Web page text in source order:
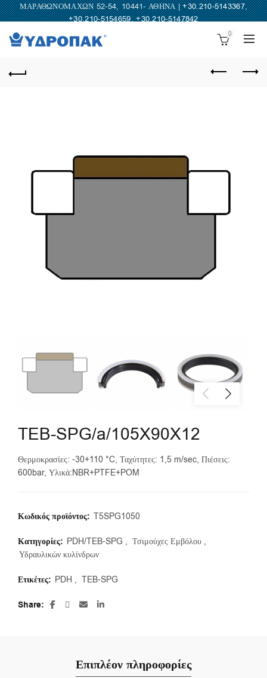
ΜΑΡΑΘΩΝΟΜΑΧΩΝ 52-54, 10441- ΑΘΗΝΑ |+30.210-5143367,
+30.210-5154659,+30.210-5147842
0
TEB-SPG/a/105X90X12
Θερμοκρασίες: -30+110 °C, Ταχύτητες: 1,5 m/sec, Πιέσεις:
600bar, Υλικά:NBR+PTFE+POM
Κωδικός προϊόντος: T5SPG1050
Κατηγορίες: PDH/TEB-SPG , Τσιμούχες Εμβόλου ,
Υδραυλικών κυλίνδρων
Ετικέτες: PDH , TEB-SPG
Share
Επιπλέον πληροφορίες